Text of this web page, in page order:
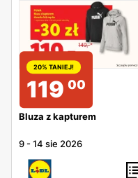
20% TANIEJ!
119 00
Bluza z kapturem
9 -14 sie 2026